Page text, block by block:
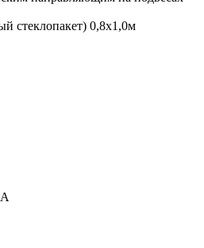
стеклопакет) 0,8х1,0м